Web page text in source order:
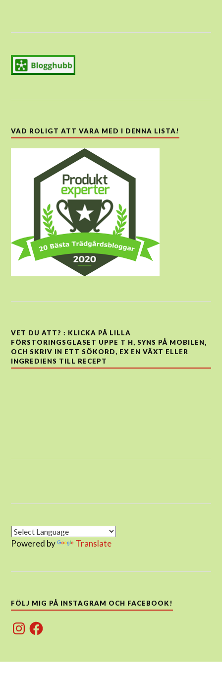
VAD ROLIGT ATT VARA MED I DENNA LISTA!
VET DU ATT? : KLICKA PÅ LILLA
FÖRSTORINGSGLASET UPPE T H, SYNS PÅ MOBILEN,
OCH SKRIV IN ETT SÖKORD, EX EN VÄXT ELLER
INGREDIENS TILL RECEPT
Powered by Translate
FÖLJ MIG PÅ INSTAGRAM OCH FACEBOOK!
InstagramFacebook